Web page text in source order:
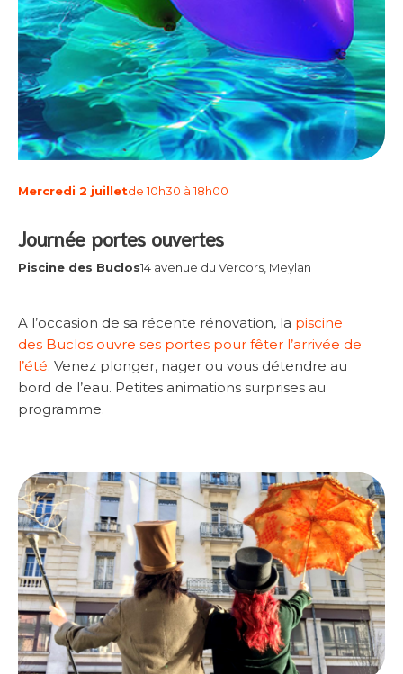
Mercredi 2 juilletde 10h30 à 18h00
Journée portes ouvertes
Piscine des Buclos14 avenue du Vercors, Meylan
A l’occasion de sa récente rénovation, la piscine
des Buclos ouvre ses portes pour fêter l’arrivée de
l’été. Venez plonger, nager ou vous détendre au
bord de l’eau. Petites animations surprises au
programme.